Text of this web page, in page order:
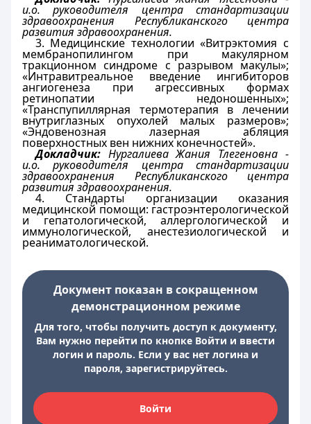
и.о. руководителя центра стандартизации
здравоохранения Республиканского центра
развития здравоохранения.
3. Медицинские технологии «Витрэктомия с
мембранопилингом при макулярном
тракционном синдроме с разрывом макулы»;
«Интравитреальное введение ингибиторов
ангиогенеза при агрессивных формах
ретинопатии недоношенных»;
«Транспупиллярная термотерапия в лечении
внутриглазных опухолей малых размеров»;
«Эндовенозная лазерная абляция
поверхностных вен нижних конечностей».
Докладчик: Нургалиева Жания Тлегеновна -
и.о. руководителя центра стандартизации
здравоохранения Республиканского центра
развития здравоохранения.
4. Стандарты организации оказания
медицинской помощи: гастроэнтерологической
и гепатологической, аллергологической и
иммунологической, анестезиологической и
реаниматологической.
Документ показан в сокращенном
демонстрационном режиме
Для того, чтобы получить доступ к документу,
Вам нужно перейти по кнопке Войти и ввести
логин и пароль. Если у вас нет логина и
пароля, зарегистрируйтесь.
Войти